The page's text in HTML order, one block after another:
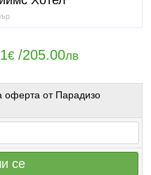
€ /205.00лв
оферта от Парадизо
се